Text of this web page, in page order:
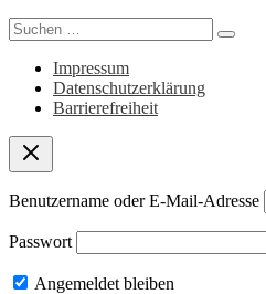
Search
for:
Impressum
Datenschutzerklärung
Barrierefreiheit
Benutzername oder E-Mail-Adresse
Passwort
Angemeldet bleiben